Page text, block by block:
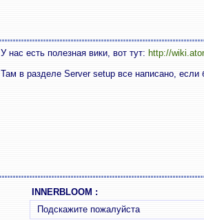
У нас есть полезная вики, вот тут: http://
Там в разделе Server setup все написано,
INNERBLOOM :
Подскажите пожалуйста